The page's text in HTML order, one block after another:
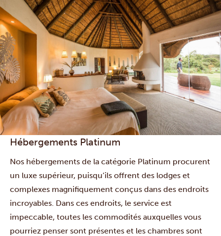
Hébergements Platinum
Nos hébergements de la catégorie Platinum procurent
un luxe supérieur, puisqu’ils offrent des lodges et
complexes magnifiquement conçus dans des endroits
incroyables. Dans ces endroits, le service est
impeccable, toutes les commodités auxquelles vous
pourriez penser sont présentes et les chambres sont